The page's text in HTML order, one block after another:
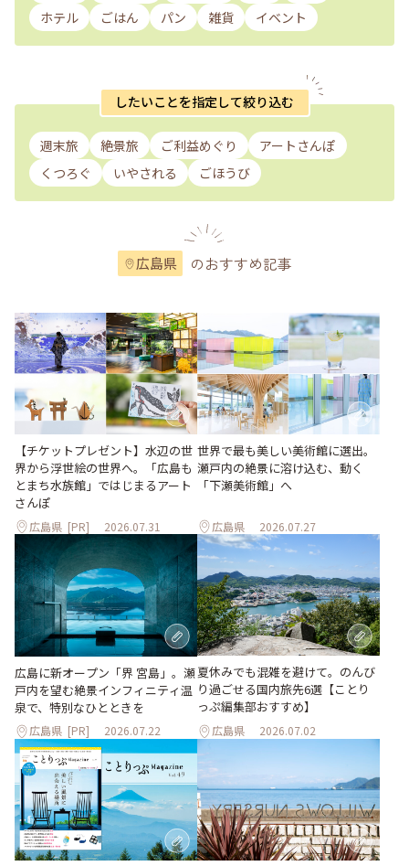
ホテル
ごはん パン 雑貨 イベント
したいことを指定して絞り込む
週末旅 絶景旅 ご利益めぐり
アートさんぽ
くつろぐ
いやされる ごほうび
広島県 のおすすめ記事
【チケットプレゼント】水辺の世
界から浮世絵の世界へ。「広島も
とまち水族館」ではじまるアート
さんぽ
広島県 [PR] 2026.07.31
世界で最も美しい美術館に選出。
瀬戸内の絶景に溶け込む、動く
「下瀬美術館」へ
広島県 2026.07.27
広島に新オープン「界 宮島」。瀬
戸内を望む絶景インフィニティ温
泉で、特別なひとときを
広島県 [PR] 2026.07.22
夏休みでも混雑を避けて。のんび
り過ごせる国内旅先6選【ことり
っぷ編集部おすすめ】
広島県 2026.07.02